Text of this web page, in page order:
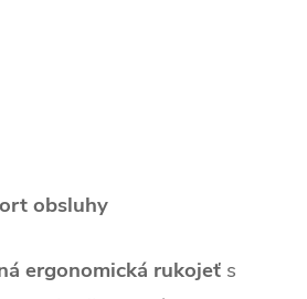
obsluhy
ergonomická rukojeť s